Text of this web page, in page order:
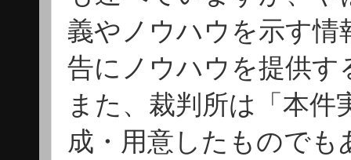
義やノウハウを示す情
告にノウハウを提供
また、裁判所は「本件
成・用意したもので